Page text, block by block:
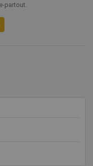
partout.